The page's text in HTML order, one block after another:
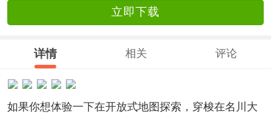
立即下载
详情 相关 评论
如果你想体验一下在开放式地图探索，穿梭在名川大